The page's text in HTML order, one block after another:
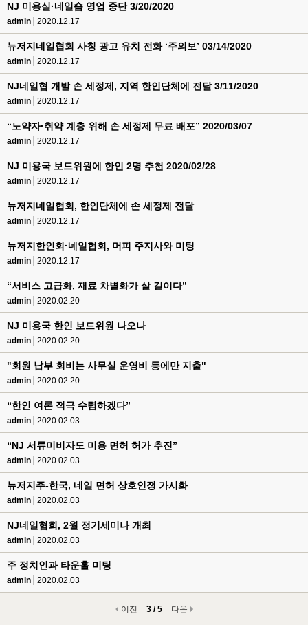
NJ 미용실·네일숍 영업 중단 3/20/2020
admin 2020.12.17
뉴저지네일협회 사칭 광고 유치 전화 ‘주의보’ 03/14/2020
admin 2020.12.17
NJ네일협 개발 손 세정제, 지역 한인단체에 전달 3/11/2020
admin 2020.12.17
“노약자·취약 계층 위해 손 세정제 무료 배포” 2020/03/07
admin 2020.12.17
NJ 미용국 보드위원에 한인 2명 추천 2020/02/28
admin 2020.12.17
뉴저지네일협회, 한인단체에 손 세정제 전달
admin 2020.12.17
뉴저지한인회·네일협회, 머피 주지사와 미팅
admin 2020.12.17
“서비스 고급화, 재료 차별화가 살 길이다”
admin 2020.02.20
NJ 미용국 한인 보드위원 나오나
admin 2020.02.20
"회원 납부 회비는 사무실 운영비 등에만 지출"
admin 2020.02.20
“한인 여론 적극 수렴하겠다”
admin 2020.02.03
“NJ 서류미비자도 미용 면허 허가 추진”
admin 2020.02.03
뉴저지주-한국, 네일 면허 상호인정 가시화
admin 2020.02.03
NJ네일협회, 2월 정기세미나 개최
admin 2020.02.03
주 정치인과 타운홀 미팅
admin 2020.02.03
이전 3 / 5 다음